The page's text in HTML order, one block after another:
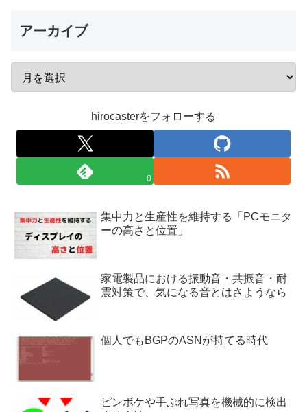
アーカイブ
hirocasterをフォローする
0
集中力と生産性を維持する「PCモニタ
ーの高さと位置」
家電製品における振動音・共振音・耐
震対策で、気になる音とはさようなら
個人でもBGPのASNが持てる時代
ピンボケや手ぶれ写真を機械的に検出